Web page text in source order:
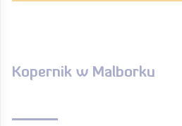
Kopernik w Malborku